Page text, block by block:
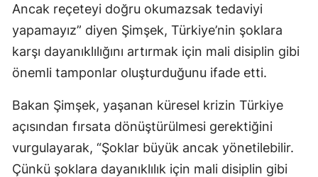
Ancak reçeteyi doğru okumazsak tedaviyi
yapamayız” diyen Şimşek, Türkiye’nin şoklara
karşı dayanıklılığını artırmak için mali disiplin gibi
önemli tamponlar oluşturduğunu ifade etti.
Bakan Şimşek, yaşanan küresel krizin Türkiye
açısından fırsata dönüştürülmesi gerektiğini
vurgulayarak, “Şoklar büyük ancak yönetilebilir.
Çünkü şoklara dayanıklılık için mali disiplin gibi